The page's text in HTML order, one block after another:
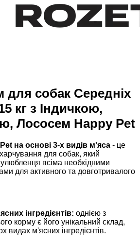
для собак Середніх
кг з Індичкою,
Лососем Happy Pet
на основі 3-х видів м'яса - це
для собак, який
всіма необхідними
для активного та довготривалого
інгредієнтів: однією з
корму є його унікальний склад,
видах м'ясних інгредієнтів.